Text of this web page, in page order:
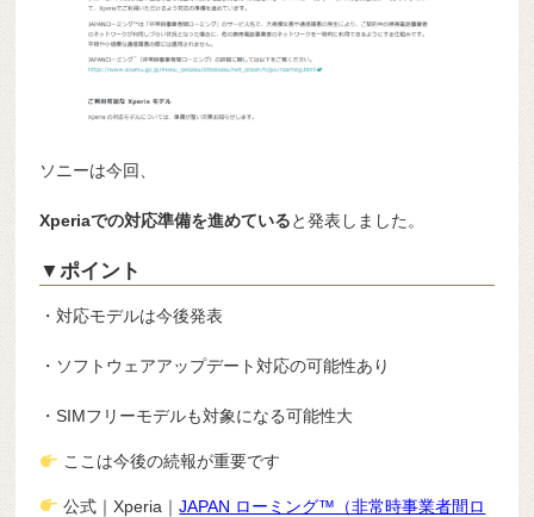
ソニーは今回、
Xperiaでの対応準備を進めていると発表しました。
▼ポイント
・対応モデルは今後発表
・ソフトウェアアップデート対応の可能性あり
・SIMフリーモデルも対象になる可能性大
ここは今後の続報が重要です
公式｜Xperia｜JAPAN ローミング™（非常時事業者間ロ